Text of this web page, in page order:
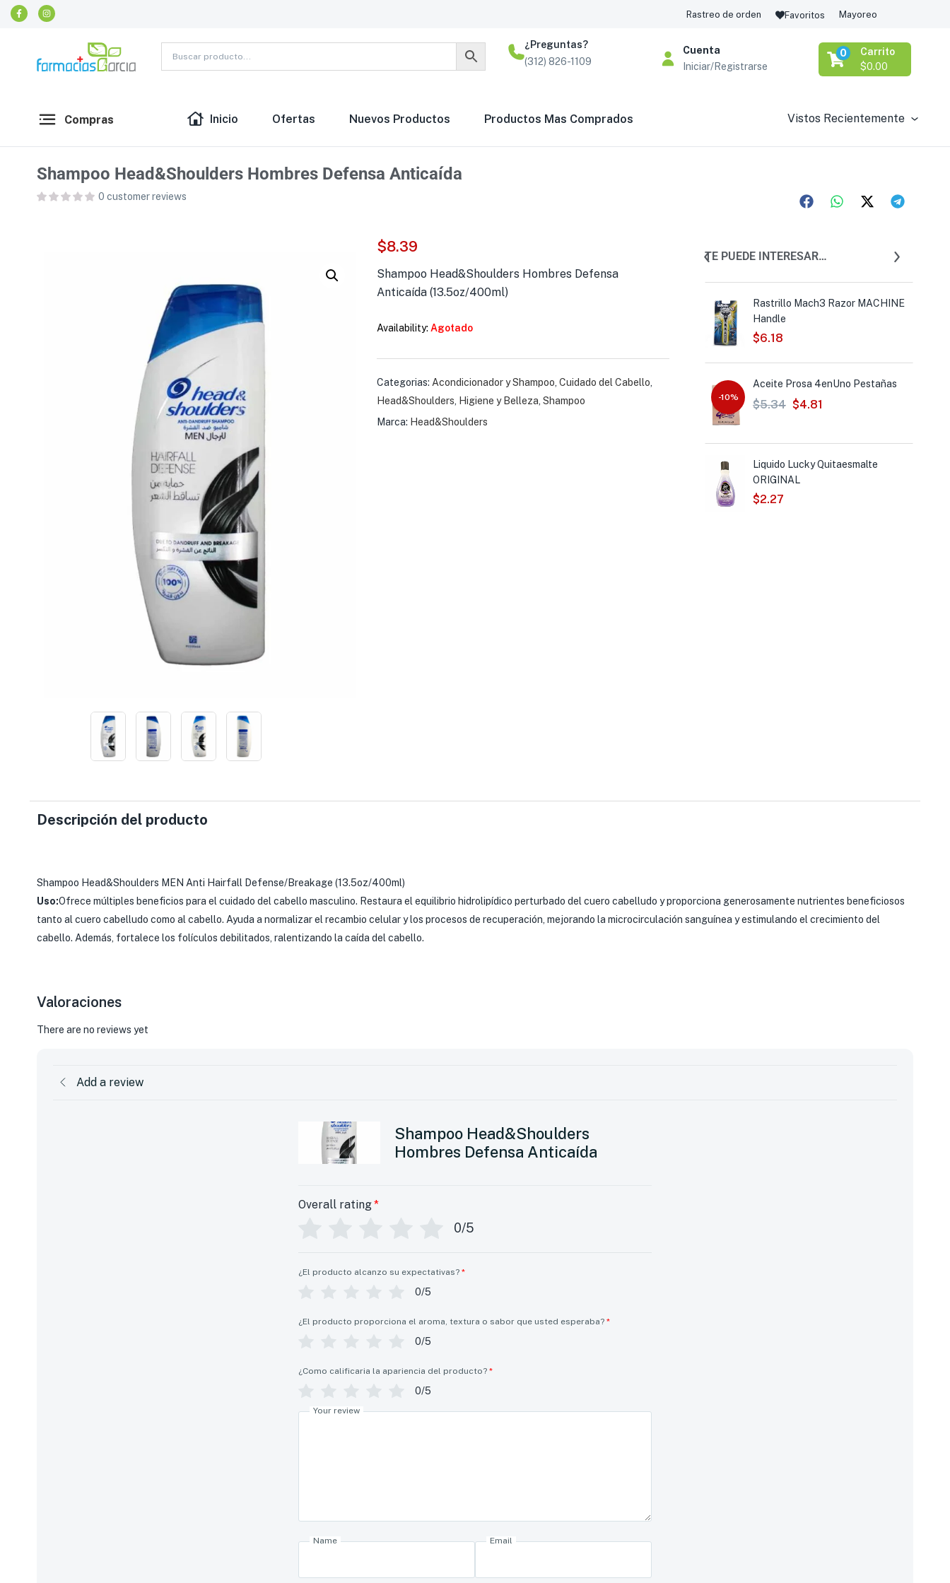
Rastreo de orden Favoritos Mayoreo
¿Preguntas?
(312) 826-1109
Cuenta
Iniciar/Registrarse
Carrito
0
$0.00
Compras Inicio Ofertas Nuevos Productos Productos Mas Comprados Vistos Recientemente
Shampoo Head&Shoulders Hombres Defensa Anticaída
0 customer reviews
$8.39
Shampoo Head&Shoulders Hombres Defensa
Anticaída (13.5oz/400ml)
Availability: Agotado
Categorias: Acondicionador y Shampoo ,Cuidado del Cabello
Head&Shoulders
Higiene y Belleza ,Shampoo
Marca: Head&Shoulders
TE PUEDE INTERESAR…
Gel Gillette para Afeitar Sensitiva
$4.62
Rastrillo Mach3 Razor MACHINE
Handle
$6.18
-10%
Aceite Prosa 4enUno Pestañas
$5.34 $4.81
Liquido Lucky Quitaesmalte
ORIGINAL
$2.27
Descripción del producto
Shampoo Head&Shoulders MEN Anti Hairfall Defense/Breakage (13.5oz/400ml)
Uso:Ofrece múltiples beneficios para el cuidado del cabello masculino. Restaura el equilibrio hidrolipídico perturbado del cuero cabelludo y proporciona generosamente nutrientes beneficiosos
tanto al cuero cabelludo como al cabello. Ayuda a normalizar el recambio celular y los procesos de recuperación, mejorando la microcirculación sanguínea y estimulando el crecimiento del
cabello. Además, fortalece los folículos debilitados, ralentizando la caída del cabello.
Valoraciones
There are no reviews yet
Add a review
Shampoo Head&Shoulders
Hombres Defensa Anticaída
Overall rating*
0/5
¿El producto alcanzo su expectativas? *
0/5
¿El producto proporciona el aroma, textura o sabor que usted esperaba? *
0/5
¿Como calificaria la apariencia del producto? *
0/5
Your review
Name Email